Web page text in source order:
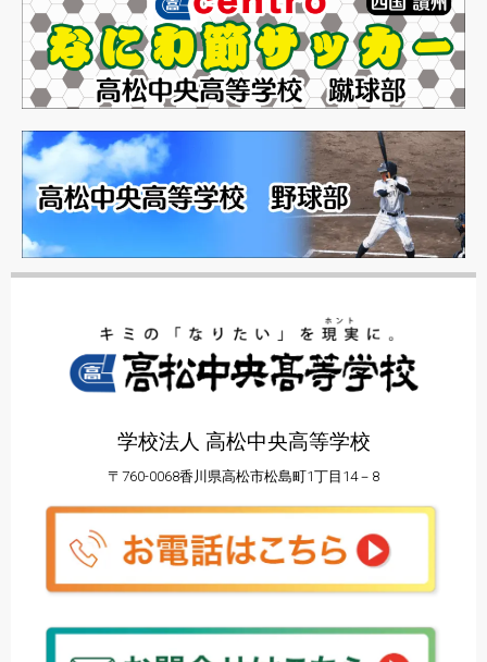
学校法人 高松中央高等学校
〒760-0068香川県高松市松島町1丁目14－8